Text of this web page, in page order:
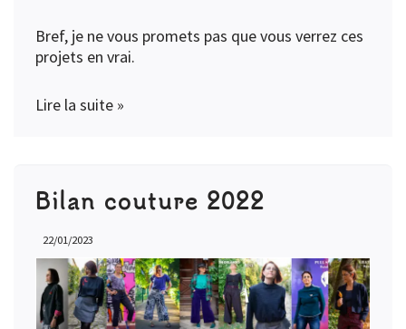
Bref, je ne vous promets pas que vous verrez ces
projets en vrai.
Lire la suite »
Bilan couture 2022
22/01/2023